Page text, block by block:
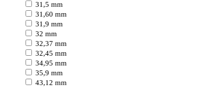
31,5 mm
31,60 mm
31,9 mm
32 mm
32,37 mm
32,45 mm
34,95 mm
35,9 mm
43,12 mm